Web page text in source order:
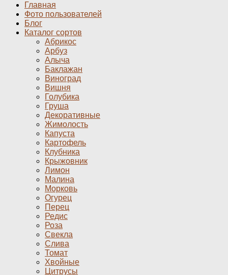
Главная
Фото пользователей
Блог
Каталог сортов
Абрикос
Арбуз
Алыча
Баклажан
Виноград
Вишня
Голубика
Груша
Декоративные
Жимолость
Капуста
Картофель
Клубника
Крыжовник
Лимон
Малина
Морковь
Огурец
Перец
Редис
Роза
Свекла
Слива
Томат
Хвойные
Цитрусы